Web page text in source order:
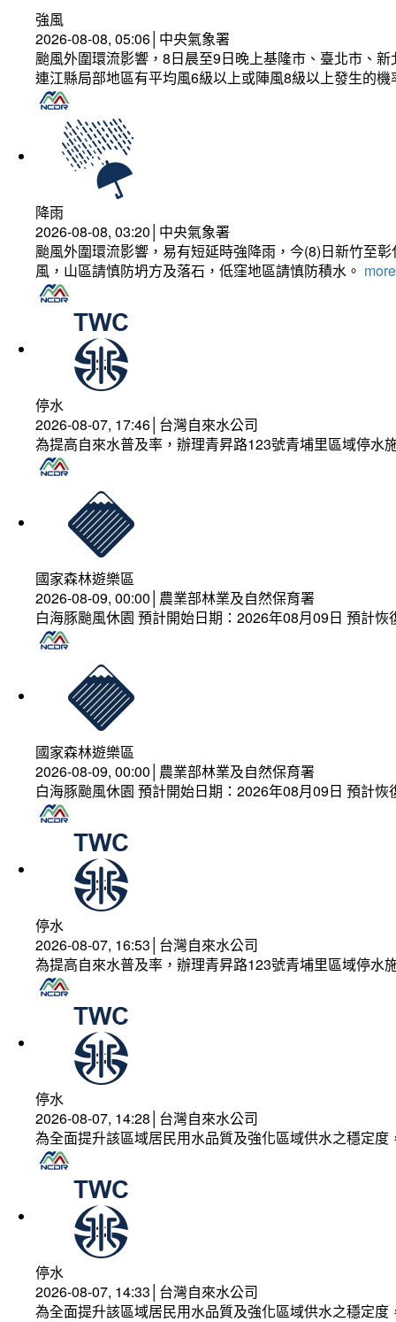
強風
2026-08-08, 05:06│中央氣象署
颱風外圍環流影響，8日晨至9日晚上基隆市、臺北市、
連江縣局部地區有平均風6級以上或陣風8級以上發生的
降雨
2026-08-08, 03:20│中央氣象署
颱風外圍環流影響，易有短延時強降雨，今(8)日新竹至
風，山區請慎防坍方及落石，低窪地區請慎防積水。
停水
2026-08-07, 17:46│台灣自來水公司
為提高自來水普及率，辦理青昇路123號青埔里區域停水
國家森林遊樂區
2026-08-09, 00:00│農業部林業及自然保育署
白海豚颱風休園 預計開始日期：2026年08月09日 預計
國家森林遊樂區
2026-08-09, 00:00│農業部林業及自然保育署
白海豚颱風休園 預計開始日期：2026年08月09日 預計
停水
2026-08-07, 16:53│台灣自來水公司
為提高自來水普及率，辦理青昇路123號青埔里區域停水
停水
2026-08-07, 14:28│台灣自來水公司
為全面提升該區域居民用水品質及強化區域供水之穩定
停水
2026-08-07, 14:33│台灣自來水公司
為全面提升該區域居民用水品質及強化區域供水之穩定